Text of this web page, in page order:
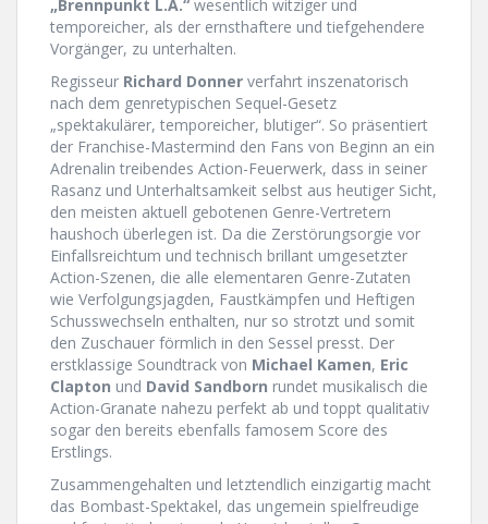
„Brennpunkt L.A.“ wesentlich witziger und
temporeicher, als der ernsthaftere und tiefgehendere
Vorgänger, zu unterhalten.
Regisseur Richard Donner verfahrt inszenatorisch
nach dem genretypischen Sequel-Gesetz
„spektakulärer, temporeicher, blutiger“. So präsentiert
der Franchise-Mastermind den Fans von Beginn an ein
Adrenalin treibendes Action-Feuerwerk, dass in seiner
Rasanz und Unterhaltsamkeit selbst aus heutiger Sicht,
den meisten aktuell gebotenen Genre-Vertretern
haushoch überlegen ist. Da die Zerstörungsorgie vor
Einfallsreichtum und technisch brillant umgesetzter
Action-Szenen, die alle elementaren Genre-Zutaten
wie Verfolgungsjagden, Faustkämpfen und Heftigen
Schusswechseln enthalten, nur so strotzt und somit
den Zuschauer förmlich in den Sessel presst. Der
erstklassige Soundtrack von Michael Kamen, Eric
Clapton und David Sandborn rundet musikalisch die
Action-Granate nahezu perfekt ab und toppt qualitativ
sogar den bereits ebenfalls famosem Score des
Erstlings.
Zusammengehalten und letztendlich einzigartig macht
das Bombast-Spektakel, das ungemein spielfreudige